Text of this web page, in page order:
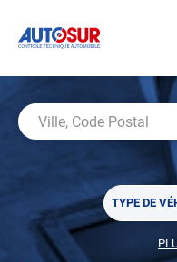
Sélectionner
un
plusieurs
TYPE DE